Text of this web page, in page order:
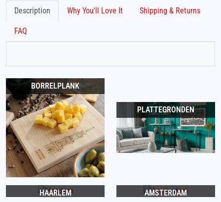
Description Why You'll Love It Shipping & Returns
FAQ
BORRELPLANK
PLATTEGRONDEN
HAARLEM AMSTERDAM